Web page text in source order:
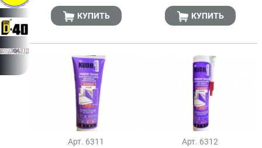
КУПИТЬ КУПИТЬ
Арт. 6311 Арт. 6312